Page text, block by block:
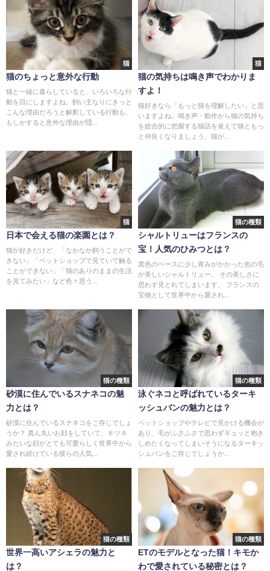
猫
猫のちょっと意外な行動
猫と一緒に暮らしていると、いろいろな行
動を目にしますよね。飼い主なりにきっと
こんな理由だろうと解釈している行動も、
もしかすると意外な理由が隠...
猫
猫の気持ちは鳴き声でわかりま
すよ！
猫好きなら「もっと猫を理解したい」と思
いますよね。鳴き声・動作から猫の気持ち
を総合的に把握する猫語を覚えて猫ともっ
と仲良くなりましょう。猫が...
猫
日本で会える猫の楽園とは？
猫が好きだけど、「なかなか飼うことがで
きない」「ペットショップで見ていて触る
ことができない」「猫のありのままの生活
を見てみたい」など色々思う...
猫の種類
シャルトリューはフランスの
宝！人気のひみつとは？
黒色のベースに少し青みがかかった色の毛
が美しいシャルトリュー。 その美しさに
思わず見とれてしまいます。 フランスの
宝物として世界中から愛され...
猫の種類
砂漠に住んでいるスナネコの魅
力とは？
砂漠に住んでいるスナネコをご存じでしょ
うか？ 真ん丸いお顔をしていて、キツネ
みたいな顔がとても可愛らしく世界中から
愛され続けている彼らの人気...
猫の種類
泳ぐネコと呼ばれているターキ
ッシュバンの魅力とは？
ペットショップやテレビで見かける機会が
あり、毛がふさふさで思わずギュッと抱き
しめたくなってしまいそうになるターキッ
シュバンをご存じでしょうか...
猫の種類
世界一高いアシェラの魅力と
は？
猫の種類
ETのモデルとなった猫！キモか
わで愛されている秘密とは？